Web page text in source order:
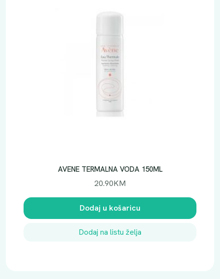
AVENE TERMALNA VODA 150ML
20.90KM
Dodaj u košaricu
Dodaj na listu želja